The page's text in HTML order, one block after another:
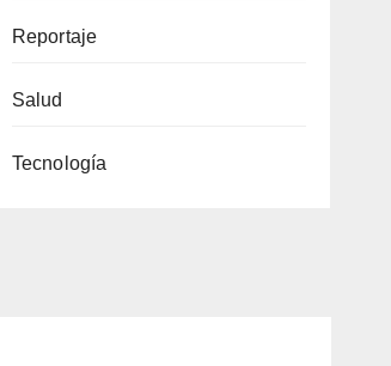
Reportaje
Salud
Tecnología